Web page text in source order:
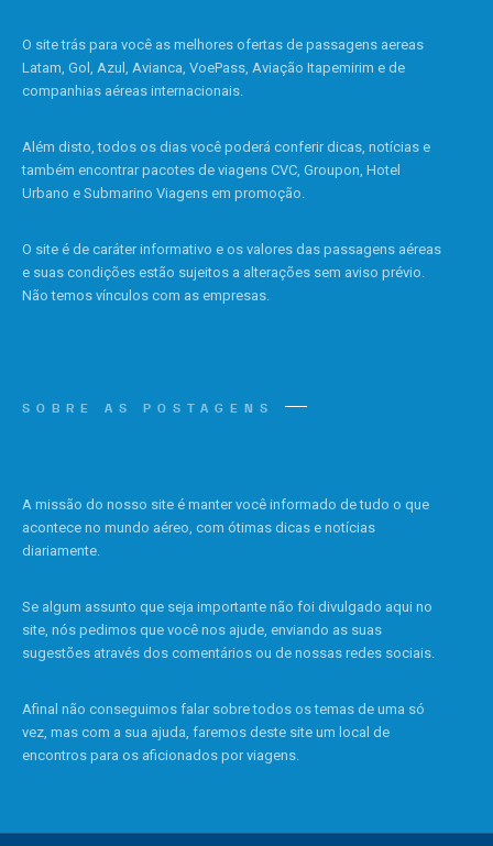
O site trás para você as melhores ofertas de passagens aereas
Latam, Gol, Azul, Avianca, VoePass, Aviação Itapemirim e de
companhias aéreas internacionais.
Além disto, todos os dias você poderá conferir dicas, notícias e
também encontrar pacotes de viagens CVC, Groupon, Hotel
Urbano e Submarino Viagens em promoção.
O site é de caráter informativo e os valores das passagens aéreas
e suas condições estão sujeitos a alterações sem aviso prévio.
Não temos vínculos com as empresas.
SOBRE AS POSTAGENS
A missão do nosso site é manter você informado de tudo o que
acontece no mundo aéreo, com ótimas dicas e notícias
diariamente.
Se algum assunto que seja importante não foi divulgado aqui no
site, nós pedimos que você nos ajude, enviando as suas
sugestões através dos comentários ou de nossas redes sociais.
Afinal não conseguimos falar sobre todos os temas de uma só
vez, mas com a sua ajuda, faremos deste site um local de
encontros para os aficionados por viagens.